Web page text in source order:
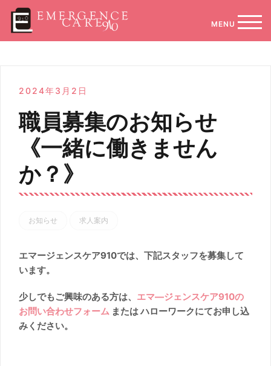
モバ
2024年3月2日
職員募集のお知らせ
《一緒に働きません
か？》
お知らせ 求人案内
エマージェンスケア910では、下記スタッフを募集して
います。
少しでもご興味のある方は、 エマ―ジェンスケア910の
お問い合わせフォーム または ハローワークにてお申し込
みください。